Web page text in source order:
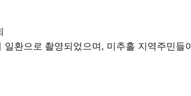
으로 촬영되었으며, 미추홀 지역주민들이